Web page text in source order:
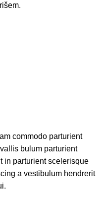
commodo parturient
bulum parturient
in parturient scelerisque
a vestibulum hendrerit